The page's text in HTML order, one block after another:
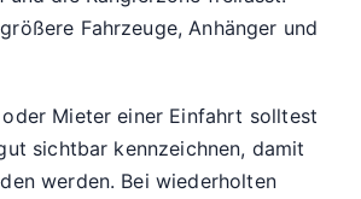
Fahrzeuge, Anhänger und
Mieter einer Einfahrt solltest
sichtbar kennzeichnen, damit
werden. Bei wiederholten